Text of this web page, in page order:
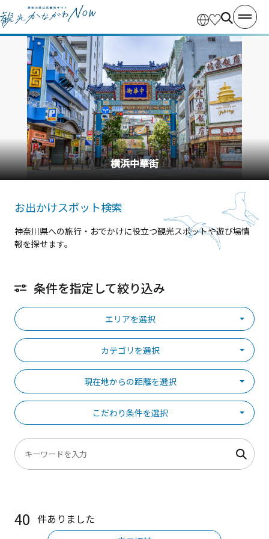
横浜中華街
お出かけスポット検索
神奈川県への旅行・おでかけに役立つ観光スポットや遊び場情
報を探せます。
条件を指定して絞り込み
エリアを選択
カテゴリを選択
現在地からの距離を選択
こだわり条件を選択
40 件ありました